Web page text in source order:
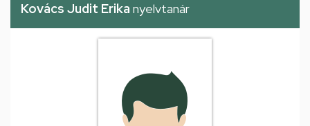
Kovács Judit Erika nyelvtanár